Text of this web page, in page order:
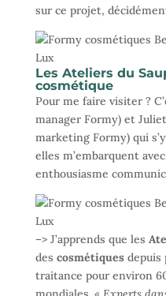
sur ce projet,
Les Ateliers du
cosmétique
Pour me faire visiter ?
manager Formy) et
marketing Formy) qui
elles m’embarquent
enthousiasme
–> J’apprends que les
des cosmétiquesdepuis
traitance pour environ